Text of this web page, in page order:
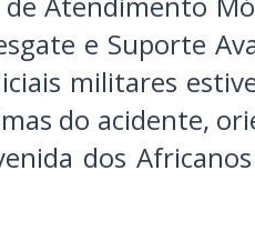
e Suporte
militares
do acidente,
dos